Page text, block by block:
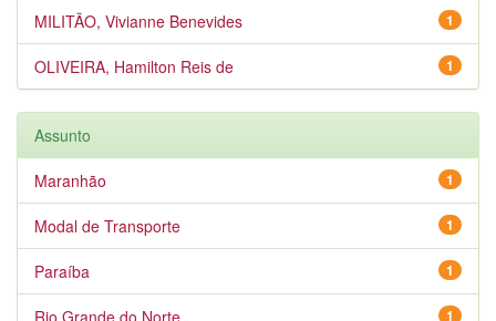
1
MILITÃO, Vivianne Benevides
1
OLIVEIRA, Hamilton Reis de
Assunto
1
Maranhão
1
Modal de Transporte
1
Paraíba
1
Rio Grande do Norte